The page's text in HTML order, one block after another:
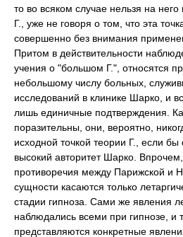
то во всяком случае нельзя на
Г., уже не говоря о том, что эта
совершенно без внимания
Притом в действительности
учения о "большом Г.", относятся
небольшому числу больных,
исследований в клинике Шарко, и
лишь единичные подтверждения.
поразительны, они, вероятно,
исходной точкой теории Г., если
высокий авторитет Шарко.
противоречия между Парижской и
сущности касаются только
стадии гипноза. Сами же явления
наблюдались всеми при гипнозе,
представляются конкретные